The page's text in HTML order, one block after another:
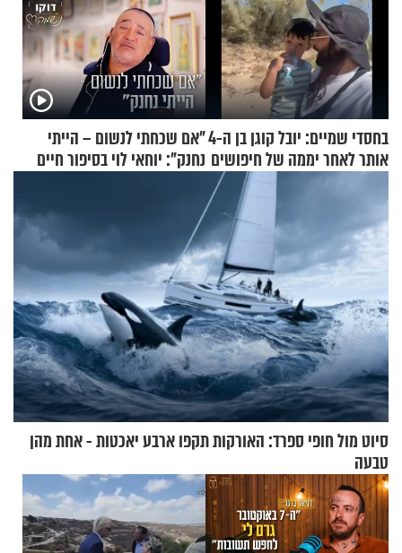
בחסדי שמיים: יובל קוגן בן ה-4
אותר לאחר יממה של חיפושים
"אם שכחתי לנשום – הייתי
נחנק": יוחאי לוי בסיפור חיים
סיוט מול חופי ספרד: האורקות תקפו ארבע יאכטות - אחת מהן
טבעה